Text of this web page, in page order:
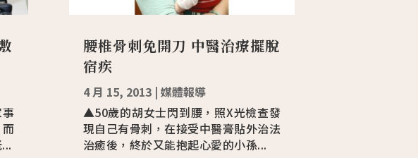
腰椎骨刺免開刀 中醫治療擺脫
宿疾
4 月 15, 2013| 媒體報導
▲50歲的胡女士閃到腰，照X光檢查發
現自己有骨刺，在接受中醫膏貼外治法
治癒後，終於又能抱起心愛的小孫...